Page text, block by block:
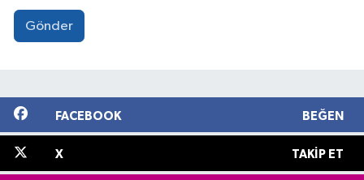
Gönder
FACEBOOK BEĞEN
X TAKIP ET